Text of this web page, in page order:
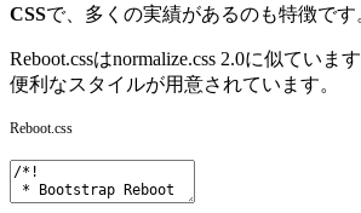
CSSで、多くの実績があるのも特徴です
Reboot.cssはnormalize.css 2.0に似ていま
便利なスタイルが用意されています。
Reboot.css